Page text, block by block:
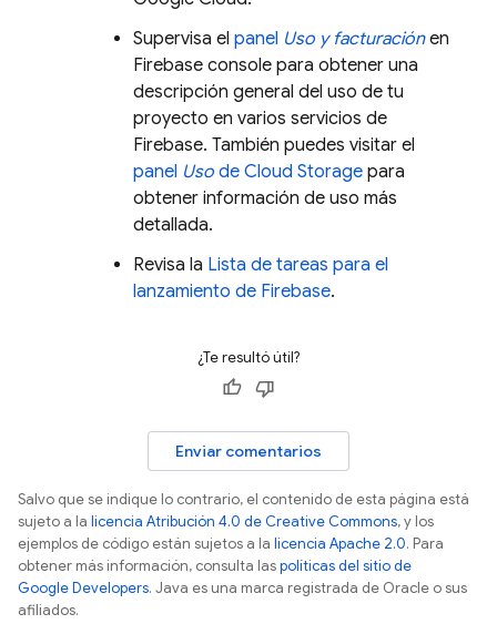
Supervisa el panel Uso y facturaciónen
Firebase console para obtener una
descripción general del uso de tu
proyecto en varios servicios de
Firebase. También puedes visitar el
panel Uso de Cloud Storage para
obtener información de uso más
detallada.
Revisa la Lista de tareas para el
lanzamiento de Firebase.
¿Te resultó útil?
Enviar comentarios
Salvo que se indique lo contrario, el contenido de esta página está
sujeto a la licencia Atribución 4.0 de Creative Commons, y los
ejemplos de código están sujetos a la licencia Apache 2.0. Para
obtener más información, consulta laspolíticas del sitio de
Google Developers. Java es una marca registrada de Oracle o sus
afiliados.